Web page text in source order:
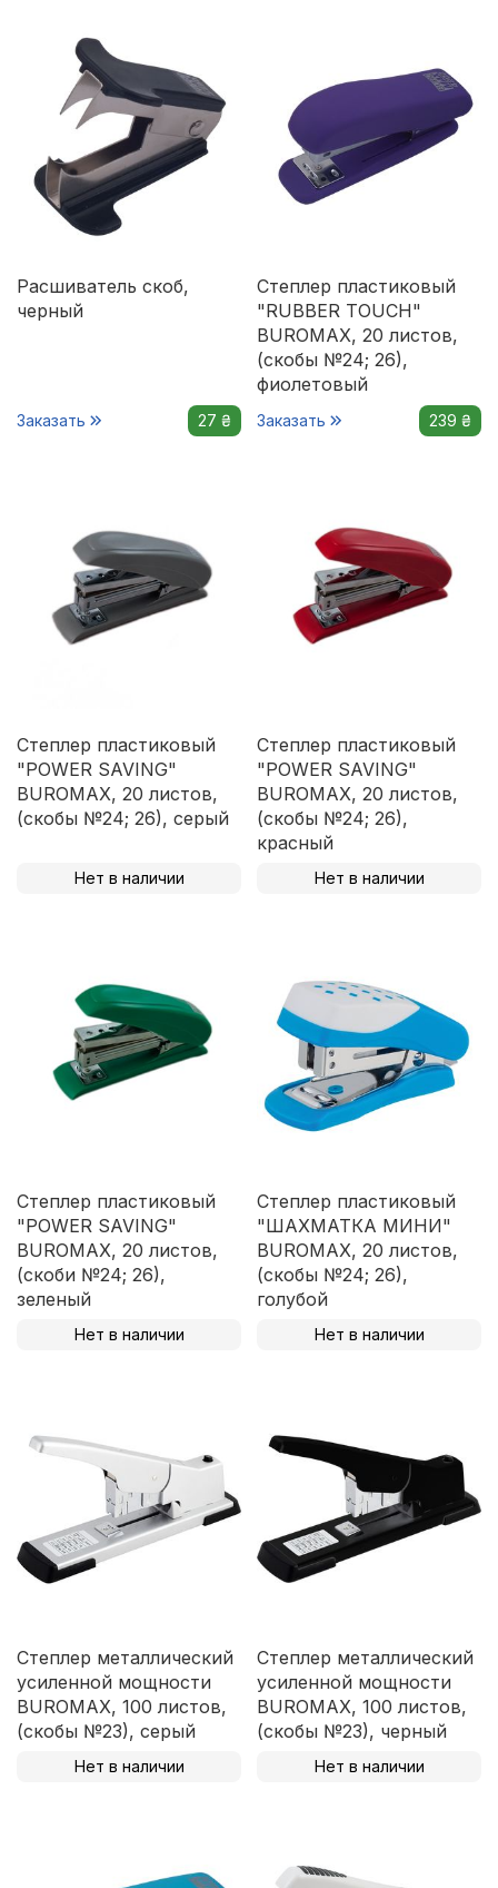
Расшиватель скоб,
черный
Заказать 27 ₴
Степлер пластиковый
"RUBBER TOUCH"
BUROMAX, 20 листов,
(скобы №24; 26),
фиолетовый
Заказать 239 ₴
Степлер пластиковый
"POWER SAVING"
BUROMAX, 20 листов,
(скобы №24; 26), серый
Нет в наличии
Степлер пластиковый
"POWER SAVING"
BUROMAX, 20 листов,
(скобы №24; 26),
красный
Нет в наличии
Степлер пластиковый
"POWER SAVING"
BUROMAX, 20 листов,
(скоби №24; 26),
зеленый
Нет в наличии
Степлер пластиковый
"ШАХМАТКА МИНИ"
BUROMAX, 20 листов,
(скобы №24; 26),
голубой
Нет в наличии
Степлер металлический
усиленной мощности
BUROMAX, 100 листов,
(скобы №23), серый
Нет в наличии
Степлер металлический
усиленной мощности
BUROMAX, 100 листов,
(скобы №23), черный
Нет в наличии